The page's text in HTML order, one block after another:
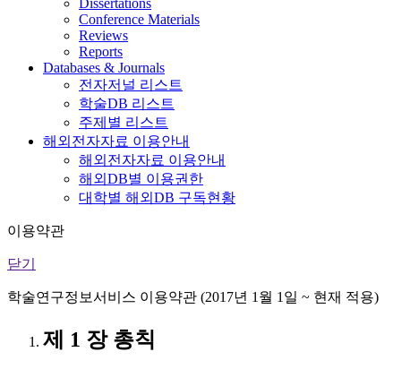
Dissertations
Conference Materials
Reviews
Reports
Databases & Journals
전자저널 리스트
학술DB 리스트
주제별 리스트
해외전자자료 이용안내
해외전자자료 이용안내
해외DB별 이용권한
대학별 해외DB 구독현황
이용약관
닫기
학술연구정보서비스 이용약관 (2017년 1월 1일 ~ 현재 적용)
제 1 장 총칙